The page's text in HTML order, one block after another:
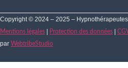
Copyright © 2024 – 2025 –
Mentions légales Protection des données
par WebtribeStudio